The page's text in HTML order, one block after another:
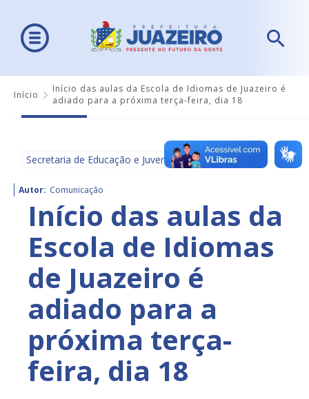
Início
Início das aulas da Escola de Idiomas de Juazeiro é
adiado para a próxima terça-feira, dia 18
Secretaria de Educação e Juventude - SEDUC
Autor: Comunicação
Início das aulas da
Escola de Idiomas
de Juazeiro é
adiado para a
próxima terça-
feira, dia 18